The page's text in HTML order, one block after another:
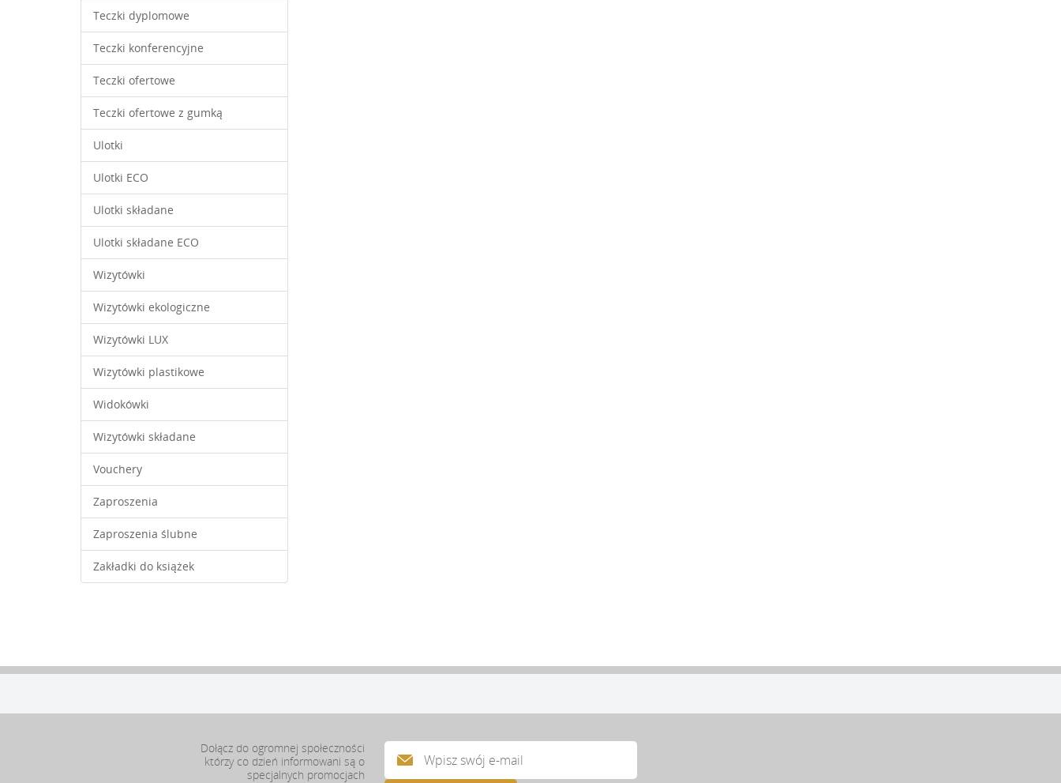
Teczki dyplomowe
Teczki konferencyjne
Teczki ofertowe
Teczki ofertowe z gumką
Ulotki
Ulotki ECO
Ulotki składane
Ulotki składane ECO
Wizytówki
Wizytówki ekologiczne
Wizytówki LUX
Wizytówki plastikowe
Widokówki
Wizytówki składane
Vouchery
Zaproszenia
Zaproszenia ślubne
Zakładki do książek
Dołącz do ogromnej społeczności
którzy co dzień informowani są o
specjalnych promocjach